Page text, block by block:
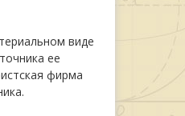
виде
ее
фирма